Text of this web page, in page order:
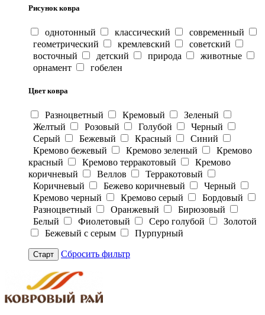
Рисунок ковра
однотонный классический
современный
геометрический
кремлевский
советский
восточный
детский природа
животные
орнамент
гобелен
Цвет ковра
Разноцветный Кремовый
Зеленый
Желтый
Розовый Голубой
Черный
Серый
Бежевый Красный
Синий
Кремово бежевый
Кремово зеленый
Кремово
красный
Кремово терракотовый
Кремово
коричневый
Веллов
Терракотовый
Коричневый
Бежево коричневый
Черный
Кремово черный
Кремово серый
Бордовый
Разноцветный
Оранжевый
Бирюзовый
Белый
Фиолетовый Серо голубой
Золотой
Бежевый с серым
Пурпурный
Старт Сбросить фильтр